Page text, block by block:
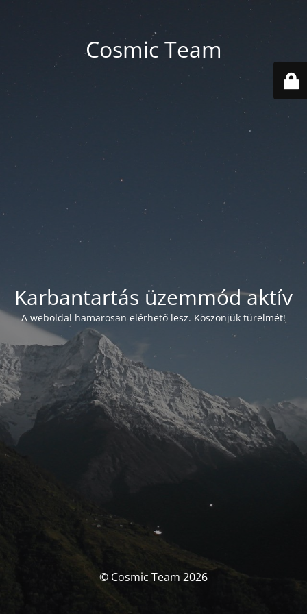
Cosmic Team
Karbantartás üzemmód aktív
A weboldal hamarosan elérhető lesz. Köszönjük türelmét!
© Cosmic Team 2026